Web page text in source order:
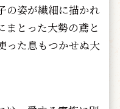
の姿が繊細に描かれ
まとった大勢の鳶と
った息もつかせぬ大